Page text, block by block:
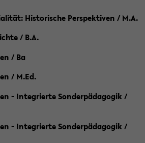
Historische Perspektiven / M.A.
/ B.A.
/ Ba
/ M.Ed.
- Integrierte Sonderpädagogik /
- Integrierte Sonderpädagogik /